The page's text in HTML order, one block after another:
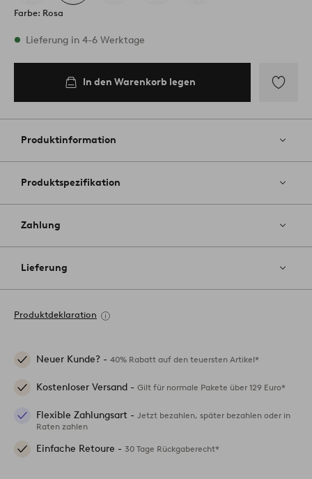
Farbe: Rosa
Vorrätig
Lieferung in 4-6 Werktage
In den Warenkorb legen
Favoriten
Produktinformation
Produktspezifikation
Zahlung
Lieferung
Produktdeklaration
Neuer Kunde? - 40% Rabatt auf den teuersten Artikel*
Kostenloser Versand - Gilt für normale Pakete über 129 Euro*
Flexible Zahlungsart - Jetzt bezahlen, später bezahlen oder in
Raten zahlen
Einfache Retoure - 30 Tage Rückgaberecht*